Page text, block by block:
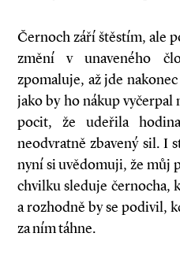
Černoch září štěstím, ale
změní v unaveného
zpomaluje, až jde
jako by ho nákup
pocit, že udeřila
neodvratně zbavený sil. I
nyní si uvědomuji, že můj
chvilku sleduje černocha,
a rozhodně by se podivil,
za ním táhne.